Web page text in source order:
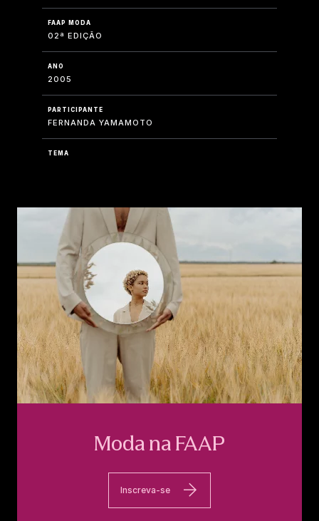
FAAP MODA
02ª EDIÇÃO
ANO
2005
PARTICIPANTE
FERNANDA YAMAMOTO
TEMA
Moda na FAAP
Inscreva-se